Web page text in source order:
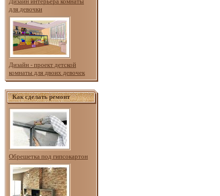
для девочки
Дизайн - проект детской
комнаты для двоих девочек
Как сделать ремонт
Обрешетка под гипсокартон